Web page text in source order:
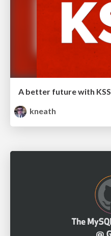
A better future with KSS
kneath